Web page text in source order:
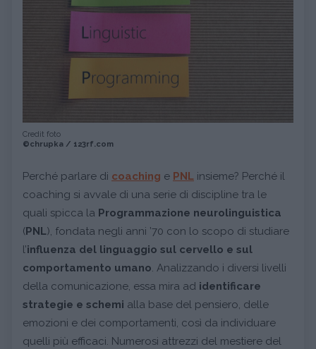
Credit foto
©chrupka / 123rf.com
Perché parlare di coaching e PNL insieme? Perché il
coaching si avvale di una serie di discipline tra le
quali spicca la Programmazione neurolinguistica
(PNL), fondata negli anni ’70 con lo scopo di studiare
l’influenza del linguaggio sul cervello e sul
comportamento umano. Analizzando i diversi livelli
della comunicazione, essa mira ad identificare
strategie e schemi alla base del pensiero, delle
emozioni e dei comportamenti, così da individuare
quelli più efficaci. Numerosi attrezzi del mestiere del